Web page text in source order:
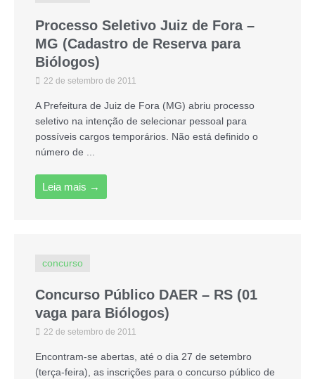
Processo Seletivo Juiz de Fora –
MG (Cadastro de Reserva para
Biólogos)
22 de setembro de 2011
A Prefeitura de Juiz de Fora (MG) abriu processo
seletivo na intenção de selecionar pessoal para
possíveis cargos temporários. Não está definido o
número de ...
Leia mais →
concurso
Concurso Público DAER – RS (01
vaga para Biólogos)
22 de setembro de 2011
Encontram-se abertas, até o dia 27 de setembro
(terça-feira), as inscrições para o concurso público de